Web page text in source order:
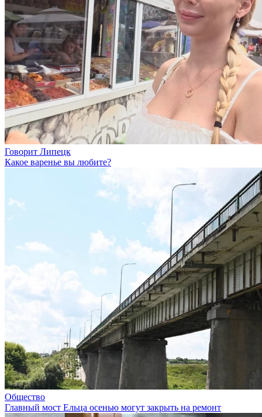
Говорит Липецк
Какое варенье вы любите?
Общество
Главный мост Ельца осенью могут закрыть на ремонт